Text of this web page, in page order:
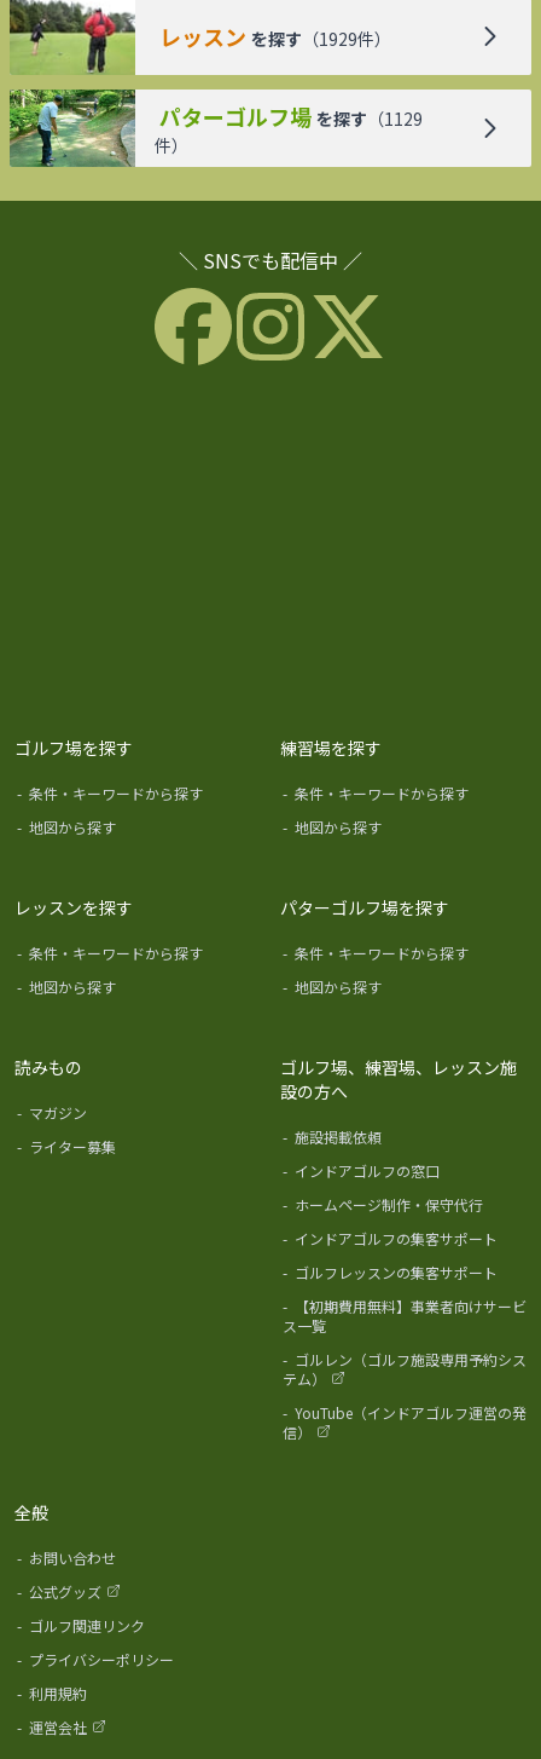
レッスン を探す （1929件）
パターゴルフ場 を探す （1129
件）
＼ SNSでも配信中 ／
ゴルフ場を探す
- 条件・キーワードから探す
- 地図から探す
練習場を探す
- 条件・キーワードから探す
- 地図から探す
レッスンを探す
- 条件・キーワードから探す
- 地図から探す
パターゴルフ場を探す
- 条件・キーワードから探す
- 地図から探す
読みもの
- マガジン
- ライター募集
ゴルフ場、練習場、レッスン施
設の方へ
- 施設掲載依頼
- インドアゴルフの窓口
- ホームページ制作・保守代行
- インドアゴルフの集客サポート
- ゴルフレッスンの集客サポート
-
【初期費用無料】事業者向けサービ
ス一覧
- ゴルレン（ゴルフ施設専用予約シス
テム）
- YouTube（インドアゴルフ運営の発
信）
全般
- お問い合わせ
- 公式グッズ
- ゴルフ関連リンク
- プライバシーポリシー
- 利用規約
- 運営会社